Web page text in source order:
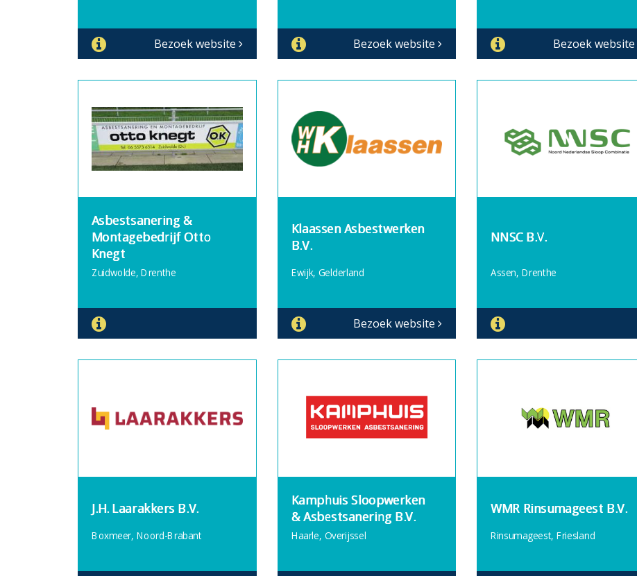
Bezoek website Bezoek website Bezoek website
Asbestsanering &
Montagebedrijf Otto
Knegt
Zuidwolde, Drenthe
Klaassen Asbestwerken
B.V.
Ewijk, Gelderland
Bezoek website
NNSC B.V.
Assen, Drenthe
J.H. Laarakkers B.V.
Boxmeer, Noord-Brabant
Kamphuis Sloopwerken
& Asbestsanering B.V.
Haarle, Overijssel
WMR Rinsumageest B.V.
Rinsumageest, Friesland